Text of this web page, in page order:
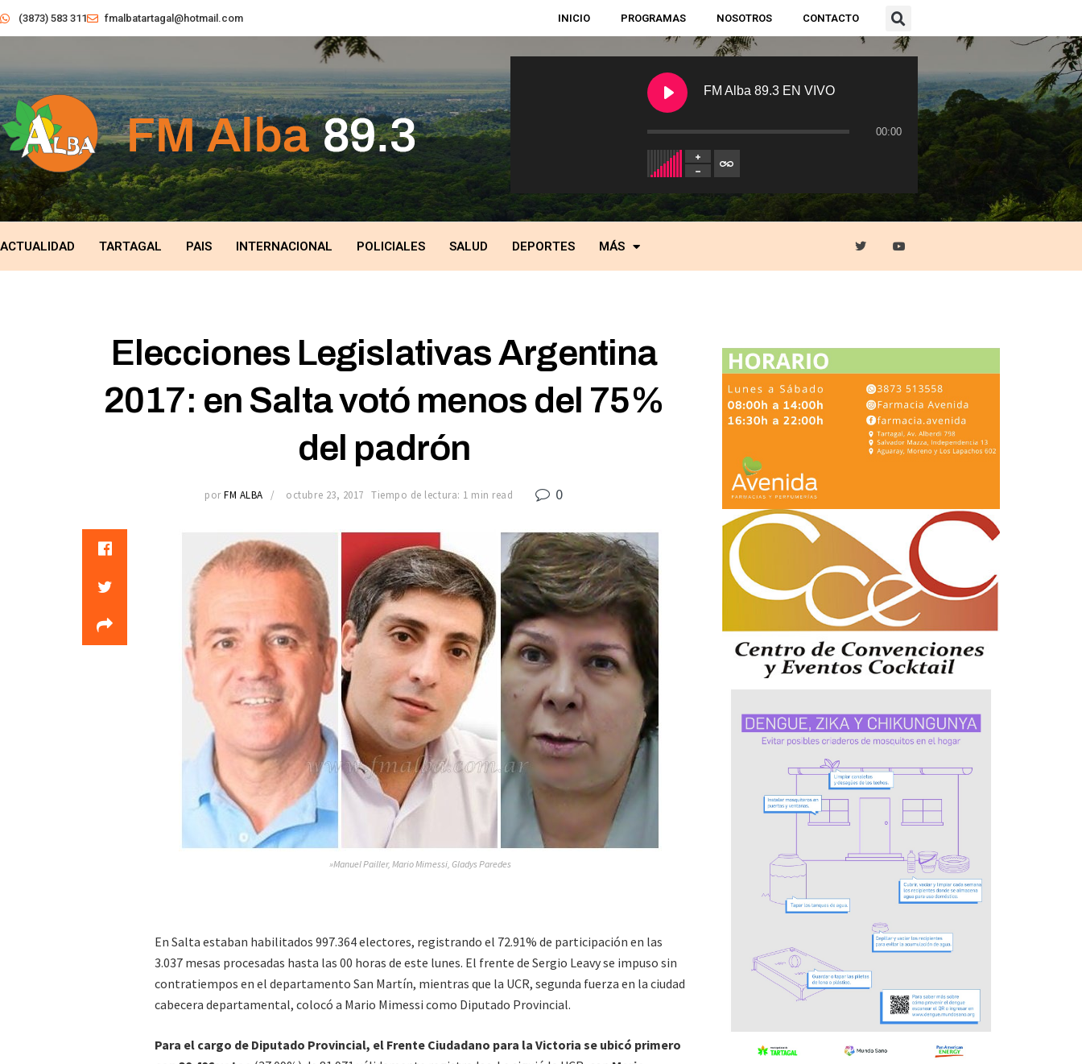
(3873) 583 311 fmalbatartagal@hotmail.com INICIO PROGRAMAS NOSOTROS CONTACTO
FM Alba 89.3 EN VIVO
00:00
ACTUALIDAD TARTAGAL PAIS INTERNACIONAL POLICIALES SALUD DEPORTES MÁS
Elecciones Legislativas Argentina
2017: en Salta votó menos del 75%
del padrón
por FM ALBA octubre 23, 2017 Tiempo de lectura: 1 min read 0
»Manuel Pailler, Mario Mimessi, Gladys Paredes
En Salta estaban habilitados 997.364 electores, registrando el 72.91% de participación en las
3.037 mesas procesadas hasta las 00 horas de este lunes. El frente de Sergio Leavy se impuso sin
contratiempos en el departamento San Martín, mientras que la UCR, segunda fuerza en la ciudad
cabecera departamental, colocó a Mario Mimessi como Diputado Provincial.
Para el cargo de Diputado Provincial, el Frente Ciudadano para la Victoria se ubicó primero